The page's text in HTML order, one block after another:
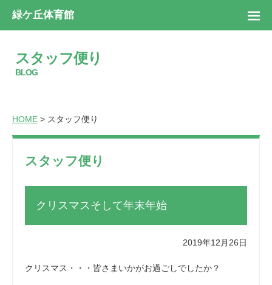
緑ケ丘体育館
スタッフ便り
BLOG
HOME > スタッフ便り
スタッフ便り
クリスマスそして年末年始
2019年12月26日
クリスマス・・・皆さまいかがお過ごしでしたか？